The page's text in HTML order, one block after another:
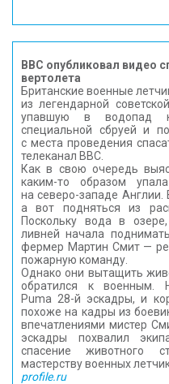
BBC опубликовал видео
вертолета
Британские военные
из легендарной
упавшую в водопад
специальной сбруей и
с места проведения
телеканал BBC.
Как в свою очередь
каким-то образом
на северо-западе
а вот подняться из
Поскольку вода в
ливней начала
фермер Мартин Смит —
пожарную команду.
Однако они вытащить
обратился к военным.
Puma 28-й эскадры, и
похоже на кадры из
впечатлениями мистер
эскадры похвалил
спасение животного
мастерству военных
profile.ru